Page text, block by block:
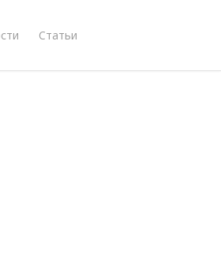
Статьи